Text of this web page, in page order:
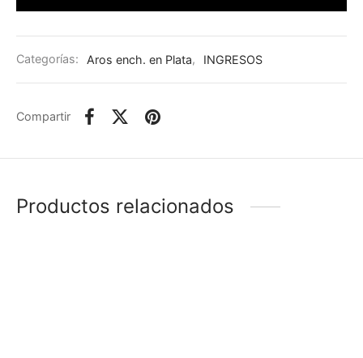
Categorías: Aros ench. en Plata, INGRESOS
Compartir
Productos relacionados